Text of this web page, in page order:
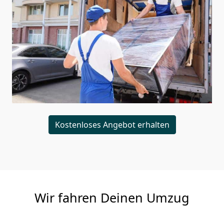
Kostenloses Angebot erhalten
Wir fahren Deinen Umzug